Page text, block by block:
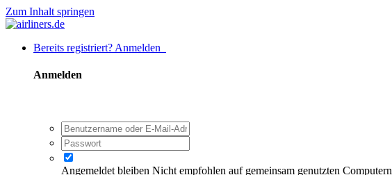
Zum Inhalt springen
Bereits registriert? Anmelden
Anmelden
Angemeldet bleiben Nicht empfohlen auf gemeinsam genutzten Computern